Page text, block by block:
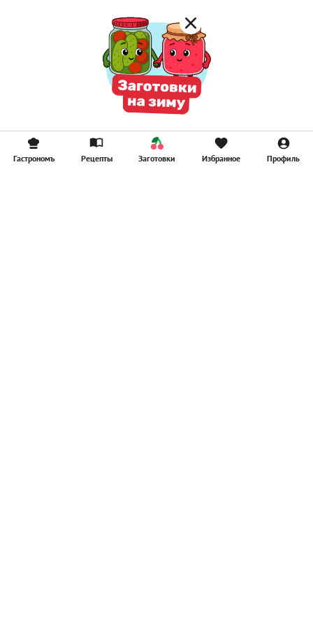
Гастрономъ Рецепты Заготовки Избранное Профиль